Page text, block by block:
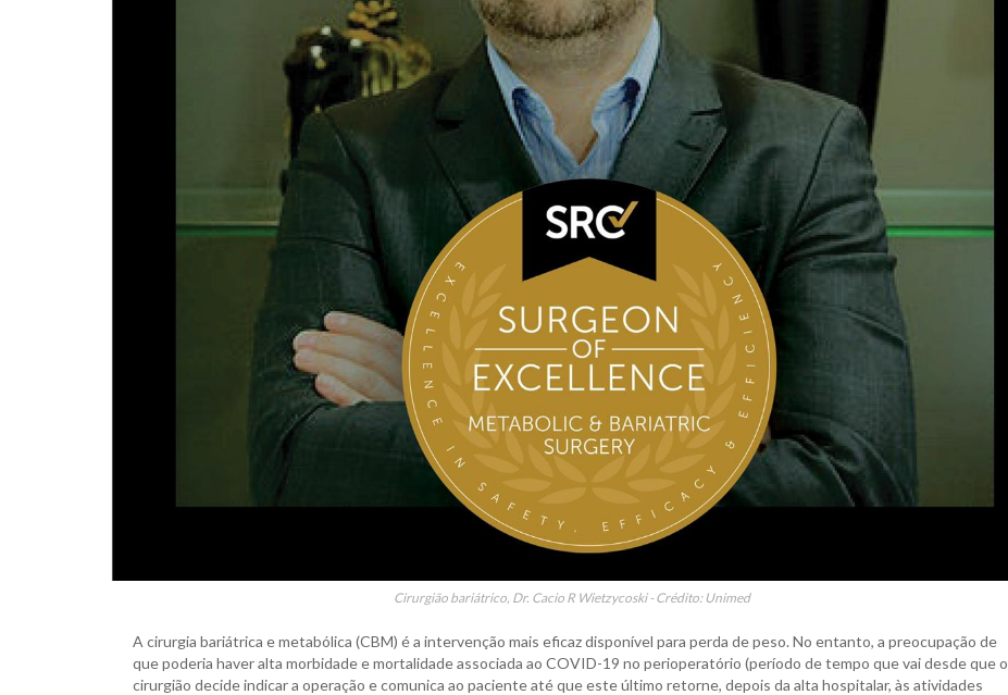
Cirurgião bariátrico, Dr. Cacio R Wietzycoski - Crédito: Unimed
A cirurgia bariátrica e metabólica (CBM) é a intervenção mais eficaz disponível para perda de peso. No entanto, a preocupação de
que poderia haver alta morbidade e mortalidade associada ao COVID-19 no perioperatório (período de tempo que vai desde que o
cirurgião decide indicar a operação e comunica ao paciente até que este último retorne, depois da alta hospitalar, às atividades